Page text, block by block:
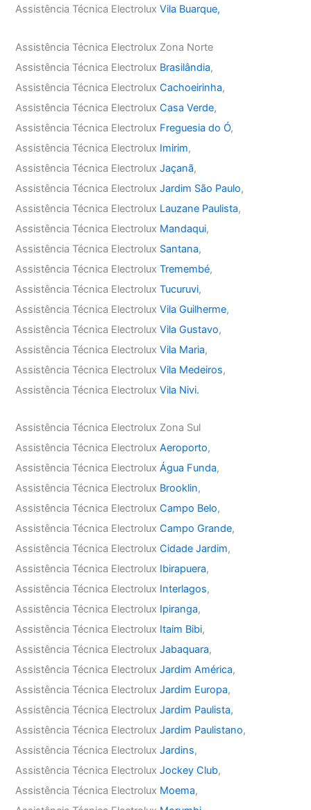
Assistência Técnica ElectroluxVila Buarque,
Assistência Técnica Electrolux Zona Norte
Assistência Técnica Electrolux Brasilândia,
Assistência Técnica ElectroluxCachoeirinha,
Assistência Técnica ElectroluxCasa Verde,
Assistência Técnica Electrolux Freguesia do Ó,
Assistência Técnica Electrolux Imirim,
Assistência Técnica ElectroluxJaçanã,
Assistência Técnica ElectroluxJardim São Paulo,
Assistência Técnica Electrolux Lauzane Paulista,
Assistência Técnica Electrolux Mandaqui,
Assistência Técnica Electrolux Santana,
Assistência Técnica ElectroluxTremembé,
Assistência Técnica ElectroluxTucuruvi,
Assistência Técnica ElectroluxVila Guilherme,
Assistência Técnica ElectroluxVila Gustavo,
Assistência Técnica ElectroluxVila Maria,
Assistência Técnica ElectroluxVila Medeiros,
Assistência Técnica ElectroluxVila Nivi.
Assistência Técnica Electrolux Zona Sul
Assistência Técnica ElectroluxAeroporto,
Assistência Técnica ElectroluxÁgua Funda,
Assistência Técnica Electrolux Brooklin,
Assistência Técnica ElectroluxCampo Belo,
Assistência Técnica ElectroluxCampo Grande,
Assistência Técnica ElectroluxCidade Jardim,
Assistência Técnica Electrolux Ibirapuera,
Assistência Técnica Electrolux Interlagos,
Assistência Técnica Electrolux Ipiranga,
Assistência Técnica Electrolux Itaim Bibi,
Assistência Técnica ElectroluxJabaquara,
Assistência Técnica ElectroluxJardim América,
Assistência Técnica ElectroluxJardim Europa,
Assistência Técnica ElectroluxJardim Paulista,
Assistência Técnica ElectroluxJardim Paulistano,
Assistência Técnica ElectroluxJardins,
Assistência Técnica ElectroluxJockey Club,
Assistência Técnica Electrolux Moema,